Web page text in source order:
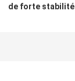
de forte stabilité